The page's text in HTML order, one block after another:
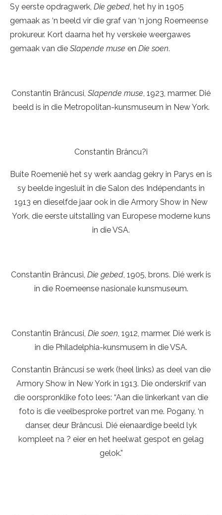
Sy eerste opdragwerk, Die gebed, het hy in 1905
gemaak as ‘n beeld vir die graf van ‘n jong Roemeense
prokureur. Kort daarna het hy verskeie weergawes
gemaak van die Slapende muse en Die soen.
Constantin Brâncusi, Slapende muse, 1923, marmer. Dié
beeld is in die Metropolitan-kunsmuseum in New York.
Constantin Brâncu?i
Buite Roemenië het sy werk aandag gekry in Parys en is
sy beelde ingesluit in die Salon des Indépendants in
1913 en dieselfde jaar ook in die Armory Show in New
York, die eerste uitstalling van Europese moderne kuns
in die VSA.
Constantin Brâncusi, Die gebed, 1905, brons. Dié werk is
in die Roemeense nasionale kunsmuseum.
Constantin Brâncusi, Die soen, 1912, marmer. Dié werk is
in die Philadelphia-kunsmusem in die VSA.
Constantin Brâncusi se werk (heel links) as deel van die
Armory Show in New York in 1913. Die onderskrif van
die oorspronklike foto lees: “Aan die linkerkant van die
foto is die veelbesproke portret van me. Pogany, ‘n
danser, deur Brâncusi. Dié eienaardige beeld lyk
kompleet na ? eier en het heelwat gespot en gelag
gelok.”